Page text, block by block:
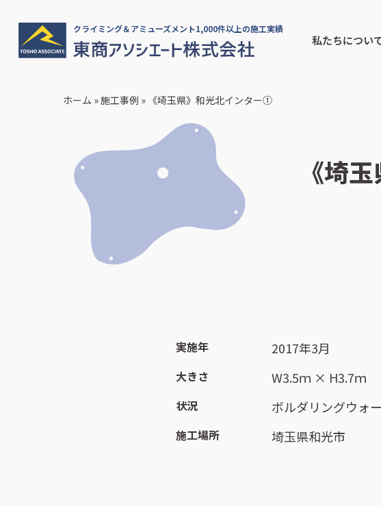
クライミング＆アミューズメント1,000件以上の施工実績
私たちについ
ホーム »施工事例 » 《埼玉県》和光北インター①
《埼
実施年 2017年3月
大きさ W3.5ｍ × H3.7ｍ
状況 ボルダリングウォ
施工場所 埼玉県和光市